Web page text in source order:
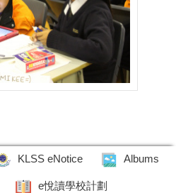
KLSS eNotice Albums
e悅讀學校計劃